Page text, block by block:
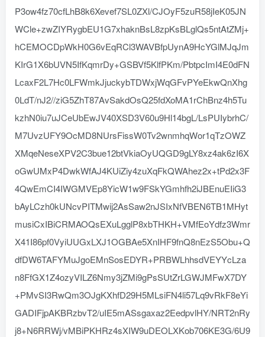
P3ow4fz70cfLhB8k6Xevef7SL0ZXl/CJOyF5zuR58jIeK05JN
WCle+zwZIYRygbEU1G7xhaknBsL8zpKsBLglQs5ntAtZMj+
hCEMOCDpWkH0G6vEqRCl3WAVBfpUynA9HcYGlMJqJm
KIrG1X6bUVN5IfKqmrDy+GSBVf5KlfPKm/PbtpcImI4E0dFN
LcaxF2L7Hc0LFWmkJjuckybTDWxjWqGFvPYeEkwQnXhg
0LdT/nJ2//ziG5ZhT87AvSakdOsQ25fdXoMA1rChBnz4h5Tu
kzhN0iu7uJCeUbEwJV40XSD3V60u9Hl14bgL/LsPUIybrhC/
M7UvzUFY9OcMD8NUrsFissW0Tv2wnmhqWor1qTzOWZ
XMqeNeseXPV2C3bue12btVkiaOyUQGD9gLY8xz4ak6zI6X
oGwUMxP4DwkWfAJ4KUiZiy4zuXqFkQWAhez2x+tPd2x3F
4QwEmCI4IWGMVEp8YicW1w9FSkYGmhfh2iJBEnuEIiG3
bAyLCzh0kUNcvPITMwij2AsSaw2nJSIxNfVBEN6TB1MHyt
musiCxIBiCRMAOQsEXuLgglP8xbTHKH+VMfEoYdfz3Wmr
X41I86pf0VyiUUGxLXJ1OGBAe5XnIHF9fnQ8nEzS5Obu+Q
dfDW6TAFYMuJgoEMnSosEDYR+PRBWLhhsdVEYYcLza
n8FfGX1Z4ozyVILZ6Nmy3jZMi9gPsSUtZrLGWJMFwX7DY
+PMvSI3RwQm3OJgKXhfD29H5MLsiFN4li57Lq9vRkF8eYi
GADIFjpAKBRzbvT2/uIE5mASsgaxaz2EedpvlHY/NRT2nRy
j8+N6RRWj/vMBiPKHRz4sXIW9uDEOLXKob706KE3G/6U9